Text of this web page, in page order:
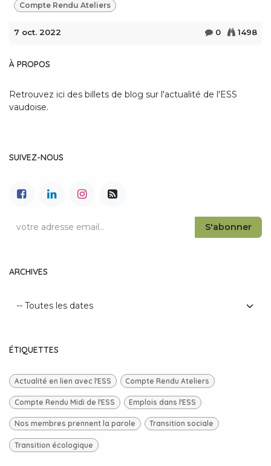
Compte Rendu Ateliers
7 oct. 2022 0 1498
À PROPOS
Retrouvez ici des billets de blog sur l'actualité de l'ESS
vaudoise.
SUIVEZ-NOUS
S'abonner
ARCHIVES
ÉTIQUETTES
Actualité en lien avec l'ESS Compte Rendu Ateliers
Compte Rendu Midi de l'ESS Emplois dans l'ESS
Nos membres prennent la parole Transition sociale
Transition écologique